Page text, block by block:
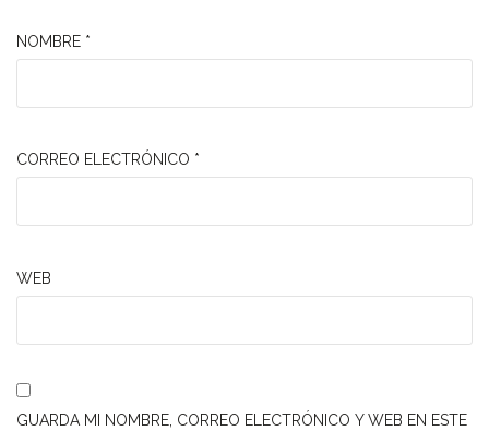
NOMBRE *
CORREO ELECTRÓNICO *
WEB
GUARDA MI NOMBRE, CORREO ELECTRÓNICO Y WEB EN ESTE